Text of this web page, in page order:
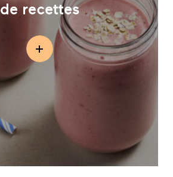
de recettes